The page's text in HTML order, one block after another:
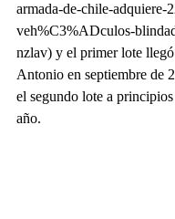
armada-de-chile-adquiere-
veh%C3%ADculos-
nzlav) y el primer lote
Antonio en septiembre de
el segundo lote a
año.